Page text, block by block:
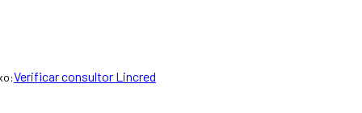
Verificar consultor Lincred